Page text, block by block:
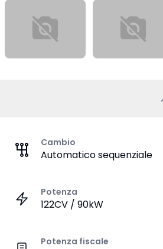
Cambio
Automatico sequenziale
Potenza
122CV / 90kW
Potenza fiscale